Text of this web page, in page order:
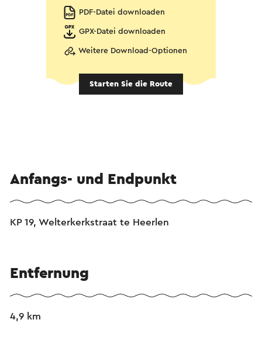
PDF-Datei downloaden
GPX-Datei downloaden
Weitere Download-Optionen
Starten Sie die Route
Anfangs- und Endpunkt
KP 19, Welterkerkstraat te Heerlen
Entfernung
4,9 km